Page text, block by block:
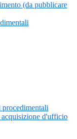
(da pubblicare
d'ufficio